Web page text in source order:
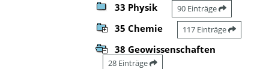
33 Physik 90 Einträge
35 Chemie 117 Einträge
38 Geowissenschaften
28 Einträge